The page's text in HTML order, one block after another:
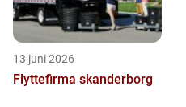
13 juni 2026
Flyttefirma skanderborg